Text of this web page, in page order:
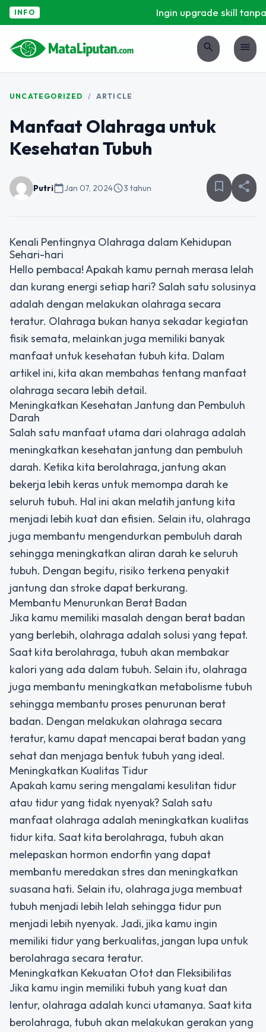
INFO Ingin upgrade skill
search menu
UNCATEGORIZED / ARTICLE
Manfaat Olahraga untuk
Kesehatan Tubuh
Putricalendar_todayJan 07, 2024schedule3 tahun bookmark_border share
Kenali Pentingnya Olahraga dalam Kehidupan
Sehari-hari
Hello pembaca! Apakah kamu pernah merasa lelah
dan kurang energi setiap hari? Salah satu solusinya
adalah dengan melakukan olahraga secara
teratur. Olahraga bukan hanya sekadar kegiatan
fisik semata, melainkan juga memiliki banyak
manfaat untuk kesehatan tubuh kita. Dalam
artikel ini, kita akan membahas tentang manfaat
olahraga secara lebih detail.
Meningkatkan Kesehatan Jantung dan Pembuluh
Darah
Salah satu manfaat utama dari olahraga adalah
meningkatkan kesehatan jantung dan pembuluh
darah. Ketika kita berolahraga, jantung akan
bekerja lebih keras untuk memompa darah ke
seluruh tubuh. Hal ini akan melatih jantung kita
menjadi lebih kuat dan efisien. Selain itu, olahraga
juga membantu mengendurkan pembuluh darah
sehingga meningkatkan aliran darah ke seluruh
tubuh. Dengan begitu, risiko terkena penyakit
jantung dan stroke dapat berkurang.
Membantu Menurunkan Berat Badan
Jika kamu memiliki masalah dengan berat badan
yang berlebih, olahraga adalah solusi yang tepat.
Saat kita berolahraga, tubuh akan membakar
kalori yang ada dalam tubuh. Selain itu, olahraga
juga membantu meningkatkan metabolisme tubuh
sehingga membantu proses penurunan berat
badan. Dengan melakukan olahraga secara
teratur, kamu dapat mencapai berat badan yang
sehat dan menjaga bentuk tubuh yang ideal.
Meningkatkan Kualitas Tidur
Apakah kamu sering mengalami kesulitan tidur
atau tidur yang tidak nyenyak? Salah satu
manfaat olahraga adalah meningkatkan kualitas
tidur kita. Saat kita berolahraga, tubuh akan
melepaskan hormon endorfin yang dapat
membantu meredakan stres dan meningkatkan
suasana hati. Selain itu, olahraga juga membuat
tubuh menjadi lebih lelah sehingga tidur pun
menjadi lebih nyenyak. Jadi, jika kamu ingin
memiliki tidur yang berkualitas, jangan lupa untuk
berolahraga secara teratur.
Meningkatkan Kekuatan Otot dan Fleksibilitas
Jika kamu ingin memiliki tubuh yang kuat dan
lentur, olahraga adalah kunci utamanya. Saat kita
berolahraga, tubuh akan melakukan gerakan yang